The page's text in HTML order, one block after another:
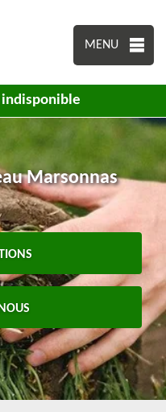
MENU
indisponible
Marsonnas